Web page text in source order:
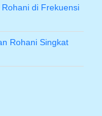
di Frekuensi
Rohani Singkat